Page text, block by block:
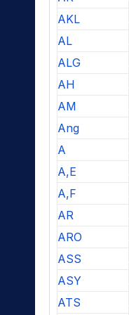
AKL
AL
ALG
AH
AM
Ang
A
A,E
A,F
AR
ARO
ASS
ASY
ATS